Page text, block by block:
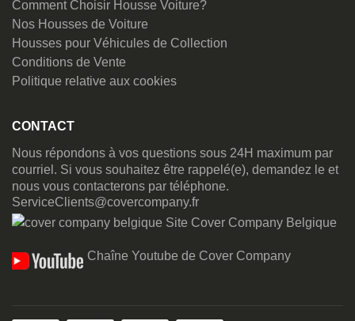
Comment Choisir Housse Voiture?
Nos Housses de Voiture
Housses pour Véhicules de Collection
Conditions de Vente
Politique relative aux cookies
CONTACT
Nous répondons à vos questions sous 24H maximum par
courriel. Si vous souhaitez être rappelé(e), demandez le et
nous vous contacterons par téléphone.
ServiceClients@covercompany.fr
Site Cover Company Belgique
Chaîne Youtube de Cover Company